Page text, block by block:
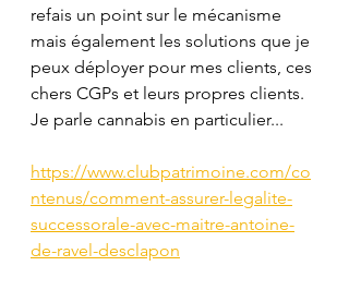
refais un point sur le mécanisme
mais également les solutions que je
peux déployer pour mes clients, ces
chers CGPs et leurs propres clients.
Je parle cannabis en particulier...
https://www.clubpatrimoine.com/co
ntenus/comment-assurer-legalite-
successorale-avec-maitre-antoine-
de-ravel-desclapon